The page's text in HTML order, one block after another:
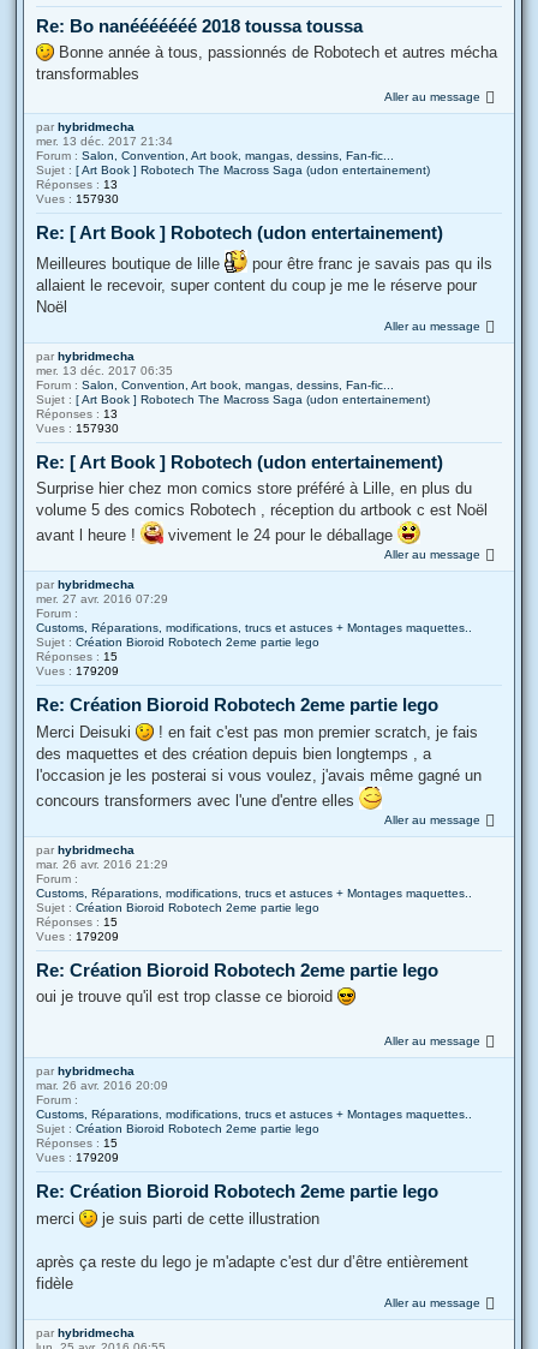
Re: Bo nanééééééé 2018 toussa toussa
Bonne année à tous, passionnés de Robotech et autres mécha
transformables
Aller au message
par hybridmecha
mer. 13 déc. 2017 21:34
Forum : Salon, Convention, Art book, mangas, dessins, Fan-fic...
Sujet : [ Art Book ] Robotech The Macross Saga (udon entertainement)
Réponses : 13
Vues : 157930
Re: [ Art Book ] Robotech (udon entertainement)
Meilleures boutique de lille
pour être franc je savais pas qu ils
allaient le recevoir, super content du coup je me le réserve pour
Noël
Aller au message
par hybridmecha
mer. 13 déc. 2017 06:35
Forum : Salon, Convention, Art book, mangas, dessins, Fan-fic...
Sujet : [ Art Book ] Robotech The Macross Saga (udon entertainement)
Réponses : 13
Vues : 157930
Re: [ Art Book ] Robotech (udon entertainement)
Surprise hier chez mon comics store préféré à Lille, en plus du
volume 5 des comics Robotech , réception du artbook c est Noël
avant l heure !
vivement le 24 pour le déballage
Aller au message
par hybridmecha
mer. 27 avr. 2016 07:29
Forum :
Customs, Réparations, modifications, trucs et astuces + Montages maquettes..
Sujet : Création Bioroid Robotech 2eme partie lego
Réponses : 15
Vues : 179209
Re: Création Bioroid Robotech 2eme partie lego
Merci Deisuki
! en fait c'est pas mon premier scratch, je fais
des maquettes et des création depuis bien longtemps , a
l'occasion je les posterai si vous voulez, j'avais même gagné un
concours transformers avec l'une d'entre elles
Aller au message
par hybridmecha
mar. 26 avr. 2016 21:29
Forum :
Customs, Réparations, modifications, trucs et astuces + Montages maquettes..
Sujet : Création Bioroid Robotech 2eme partie lego
Réponses : 15
Vues : 179209
Re: Création Bioroid Robotech 2eme partie lego
oui je trouve qu'il est trop classe ce bioroid
Aller au message
par hybridmecha
mar. 26 avr. 2016 20:09
Forum :
Customs, Réparations, modifications, trucs et astuces + Montages maquettes..
Sujet : Création Bioroid Robotech 2eme partie lego
Réponses : 15
Vues : 179209
Re: Création Bioroid Robotech 2eme partie lego
merci je suis parti de cette illustration
après ça reste du lego je m'adapte c'est dur d’être entièrement
fidèle
Aller au message
par hybridmecha